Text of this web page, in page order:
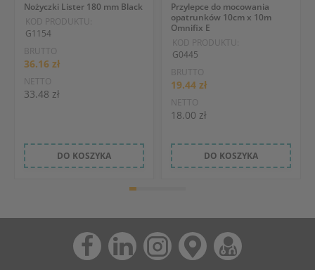
Nożyczki Lister 180 mm Black
KOD PRODUKTU:
G1154
BRUTTO
36.16 zł
NETTO
33.48 zł
DO KOSZYKA
Przylepce do mocowania
opatrunków 10cm x 10m
Omnifix E
KOD PRODUKTU:
G0445
BRUTTO
19.44 zł
NETTO
18.00 zł
DO KOSZYKA